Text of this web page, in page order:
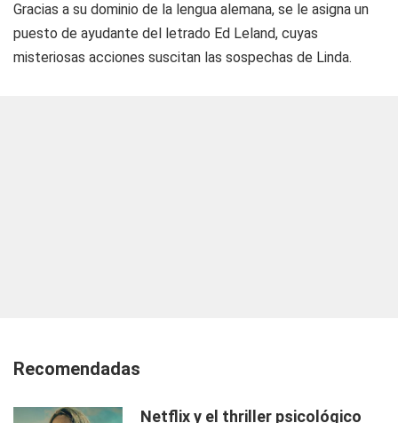
Gracias a su dominio de la lengua alemana, se le asigna un
puesto de ayudante del letrado Ed Leland, cuyas
misteriosas acciones suscitan las sospechas de Linda.
Recomendadas
Netflix y el thriller psicológico